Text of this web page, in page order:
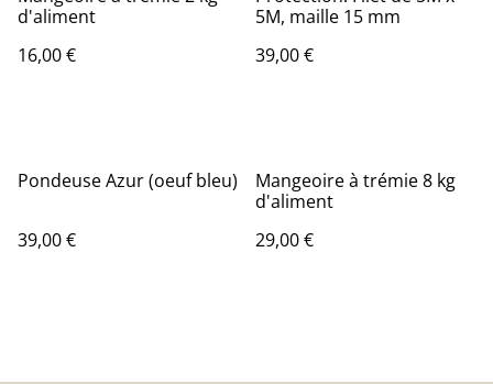
d'aliment
16,00 €
5M, maille 15 mm
39,00 €
Pondeuse Azur (oeuf bleu)
39,00 €
Mangeoire à trémie 8 kg
d'aliment
29,00 €